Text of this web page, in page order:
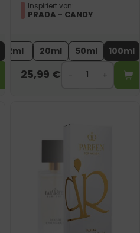
Inspiriert von:
PRADA - CANDY
2ml 20ml 50ml 100ml
25,99 €